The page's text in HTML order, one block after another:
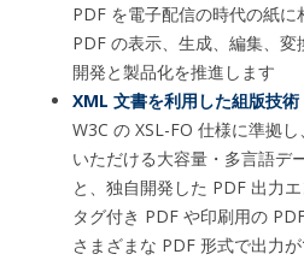
PDF を電子配信の時代の紙に
PDF の表示、生成、編集、
開発と製品化を推進します
XML 文書を利用した組版技術
W3C の XSL-FO 仕様に準拠
いただける大容量・多言語デ
と、独自開発した PDF 出力
タグ付き PDF や印刷用の
さまざまな PDF 形式で出力が